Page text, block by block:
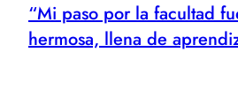
“Mi paso por la facultad
hermosa, llena de